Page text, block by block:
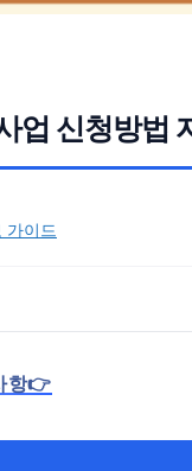
업 신청방법
가이드
항👉